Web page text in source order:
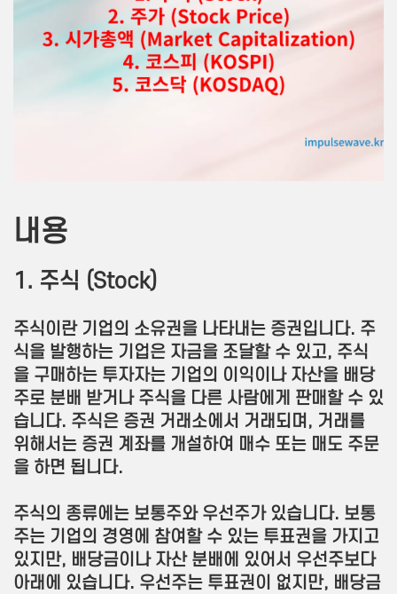
내용
1. 주식 (Stock)
주식이란 기업의 소유권을 나타내는 증권입니다. 주
식을 발행하는 기업은 자금을 조달할 수 있고, 주식
을 구매하는 투자자는 기업의 이익이나 자산을 배당
주로 분배 받거나 주식을 다른 사람에게 판매할 수 있
습니다. 주식은 증권 거래소에서 거래되며, 거래를
위해서는 증권 계좌를 개설하여 매수 또는 매도 주문
을 하면 됩니다.
주식의 종류에는 보통주와 우선주가 있습니다. 보통
주는 기업의 경영에 참여할 수 있는 투표권을 가지고
있지만, 배당금이나 자산 분배에 있어서 우선주보다
아래에 있습니다. 우선주는 투표권이 없지만, 배당금